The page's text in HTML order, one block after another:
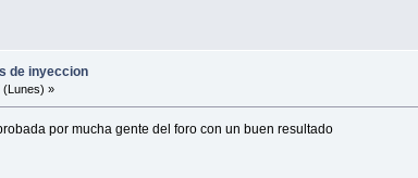
de inyeccion
(Lunes) »
por mucha gente del foro con un buen resultado